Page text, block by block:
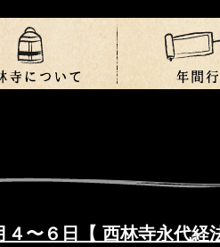
４〜６日【 西林寺永代経